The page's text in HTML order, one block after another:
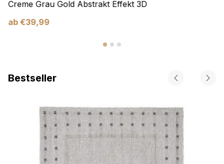
Creme Grau Gold Abstrakt Effekt 3D
ab €39,99
Bestseller